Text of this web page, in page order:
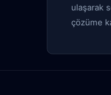
ulaşarak
çözüme